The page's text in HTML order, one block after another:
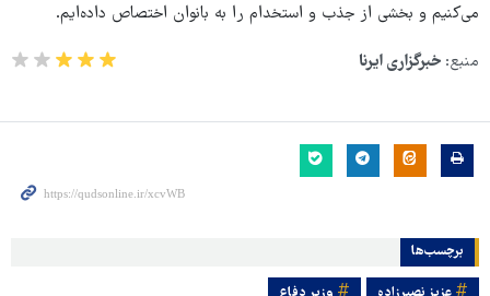
می‌کنیم و بخشی از جذب و استخدام را به بانوان اختصاص داده‌ایم.
منبع: خبرگزاری ایرنا
برچسب‌ها